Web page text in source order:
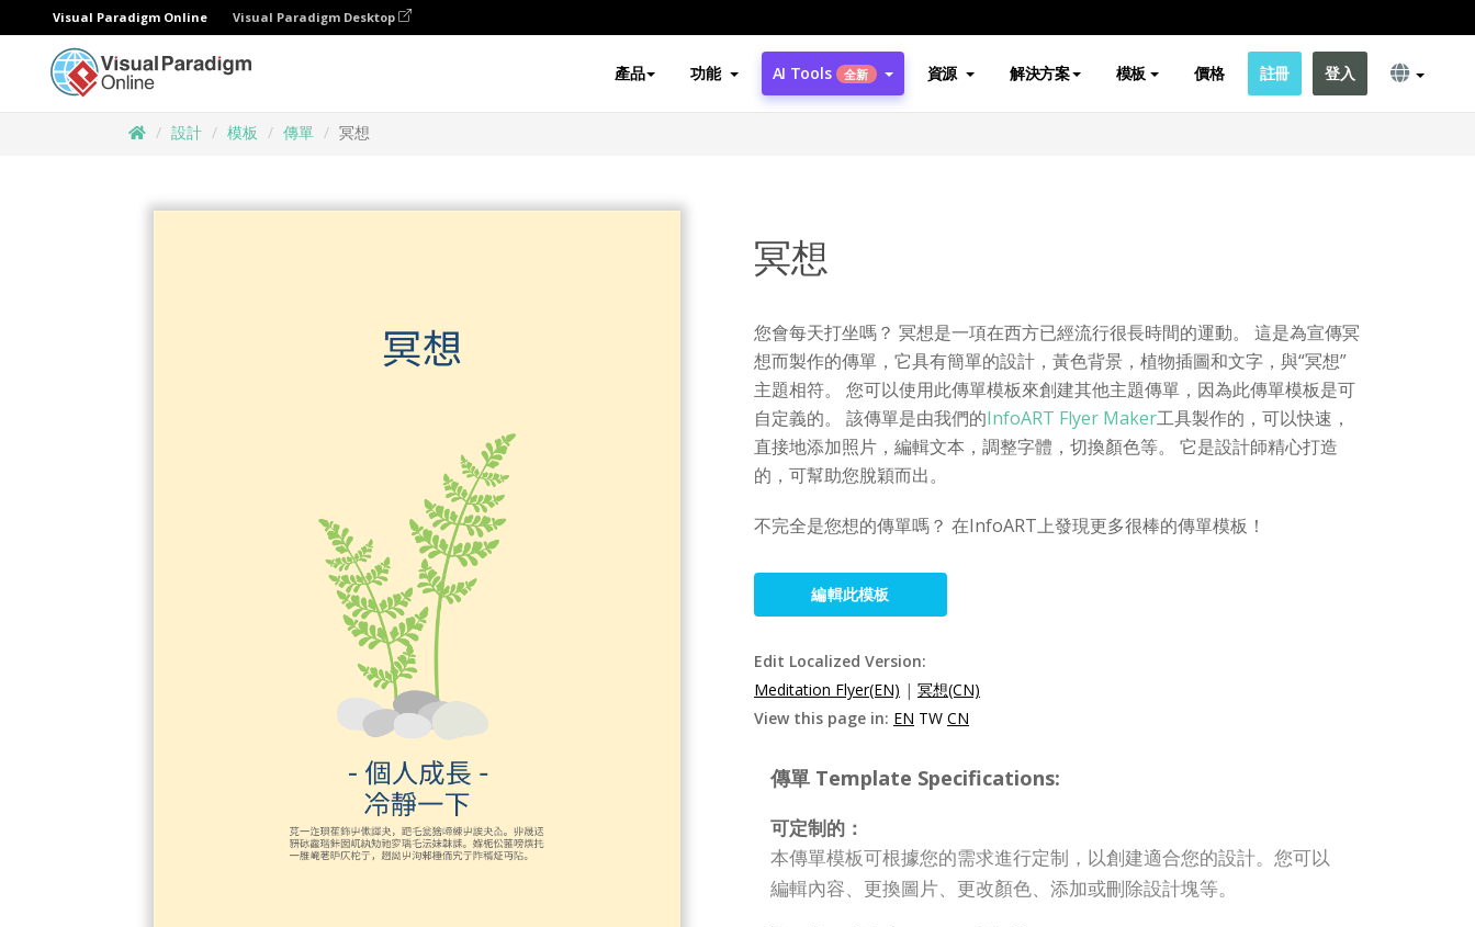
Visual Paradigm Online Visual Paradigm Desktop
產品 功能 AI Tools 全新 資源 解決方案 模板 價格 註冊 登入
設計 模板 傳單 冥想
冥想
您會每天打坐嗎？ 冥想是一項在西方已經流行很長時間的運動。 這是為宣傳冥
想而製作的傳單，它具有簡單的設計，黃色背景，植物插圖和文字，與“冥想”
主題相符。 您可以使用此傳單模板來創建其他主題傳單，因為此傳單模板是可
自定義的。 該傳單是由我們的InfoART Flyer Maker工具製作的，可以快速，
直接地添加照片，編輯文本，調整字體，切換顏色等。 它是設計師精心打造
的，可幫助您脫穎而出。
不完全是您想的傳單嗎？ 在InfoART上發現更多很棒的傳單模板！
編輯此模板
Edit Localized Version:
Meditation Flyer(EN) | 冥想(CN)
View this page in: EN TW CN
傳單 Template Specifications:
可定制的：
本傳單模板可根據您的需求進行定制，以創建適合您的設計。您可以
編輯內容、更換圖片、更改顏色、添加或刪除設計塊等。